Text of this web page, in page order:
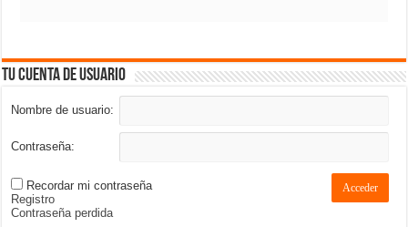
Tu cuenta de usuario
Nombre de usuario:
Contraseña:
Recordar mi contraseña Acceder
Registro
Contraseña perdida